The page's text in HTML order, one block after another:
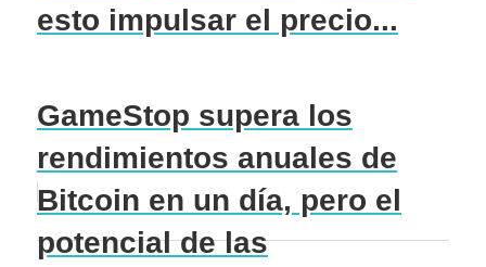
esto impulsar el precio...
GameStop supera los
rendimientos anuales de
Bitcoin en un día, pero el
potencial de las